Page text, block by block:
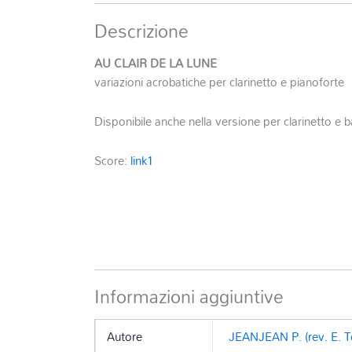
Descrizione
AU CLAIR DE LA LUNE
variazioni acrobatiche per clarinetto e pianoforte
Disponibile anche nella versione per clarinetto e
Score: link1
Informazioni aggiuntive
Autore
JEANJEAN P. (rev. E.